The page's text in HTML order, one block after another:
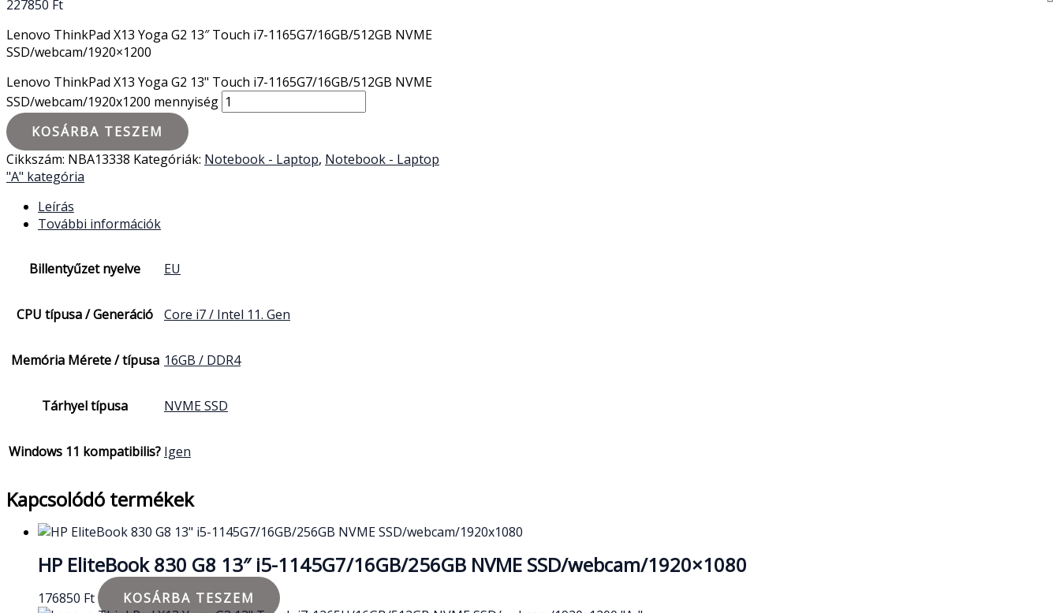
227850 Ft
Lenovo ThinkPad X13 Yoga G2 13″ Touch i7-1165G7/16GB/512GB NVME
SSD/webcam/1920×1200
Lenovo ThinkPad X13 Yoga G2 13" Touch i7-1165G7/16GB/512GB NVME
SSD/webcam/1920x1200 mennyiség
KOSÁRBA TESZEM
Cikkszám: NBA13338 Kategóriák: Notebook - Laptop, Notebook - Laptop
"A" kategória
Leírás
További információk
Billentyűzet nyelve EU
CPU típusa / Generáció Core i7 / Intel 11. Gen
Memória Mérete / típusa 16GB / DDR4
Tárhyel típusa NVME SSD
Windows 11 kompatibilis? Igen
Kapcsolódó termékek
HP EliteBook 830 G8 13″ i5-1145G7/16GB/256GB NVME SSD/webcam/1920×1080
176850 Ft KOSÁRBA TESZEM